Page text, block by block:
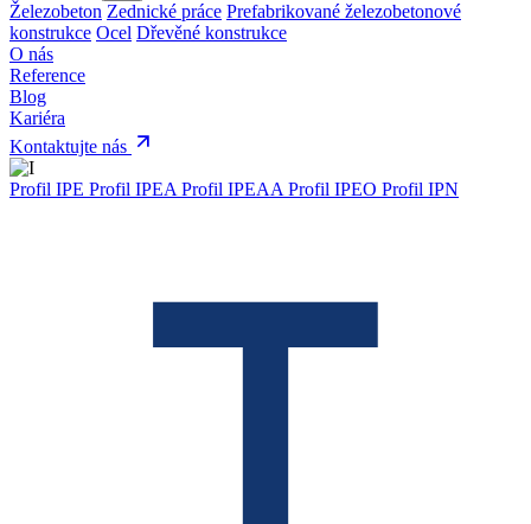
Železobeton Zednické práce Prefabrikované železobetonové
konstrukce Ocel Dřevěné konstrukce
O nás
Reference
Blog
Kariéra
Kontaktujte nás
Profil IPE Profil IPEA Profil IPEAA Profil IPEO Profil IPN